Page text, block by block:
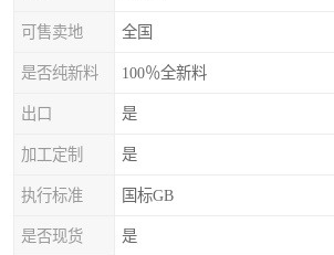
可售卖地 全国
是否纯新料 100％全新料
出口 是
加工定制 是
执行标准 国标GB
是否现货 是